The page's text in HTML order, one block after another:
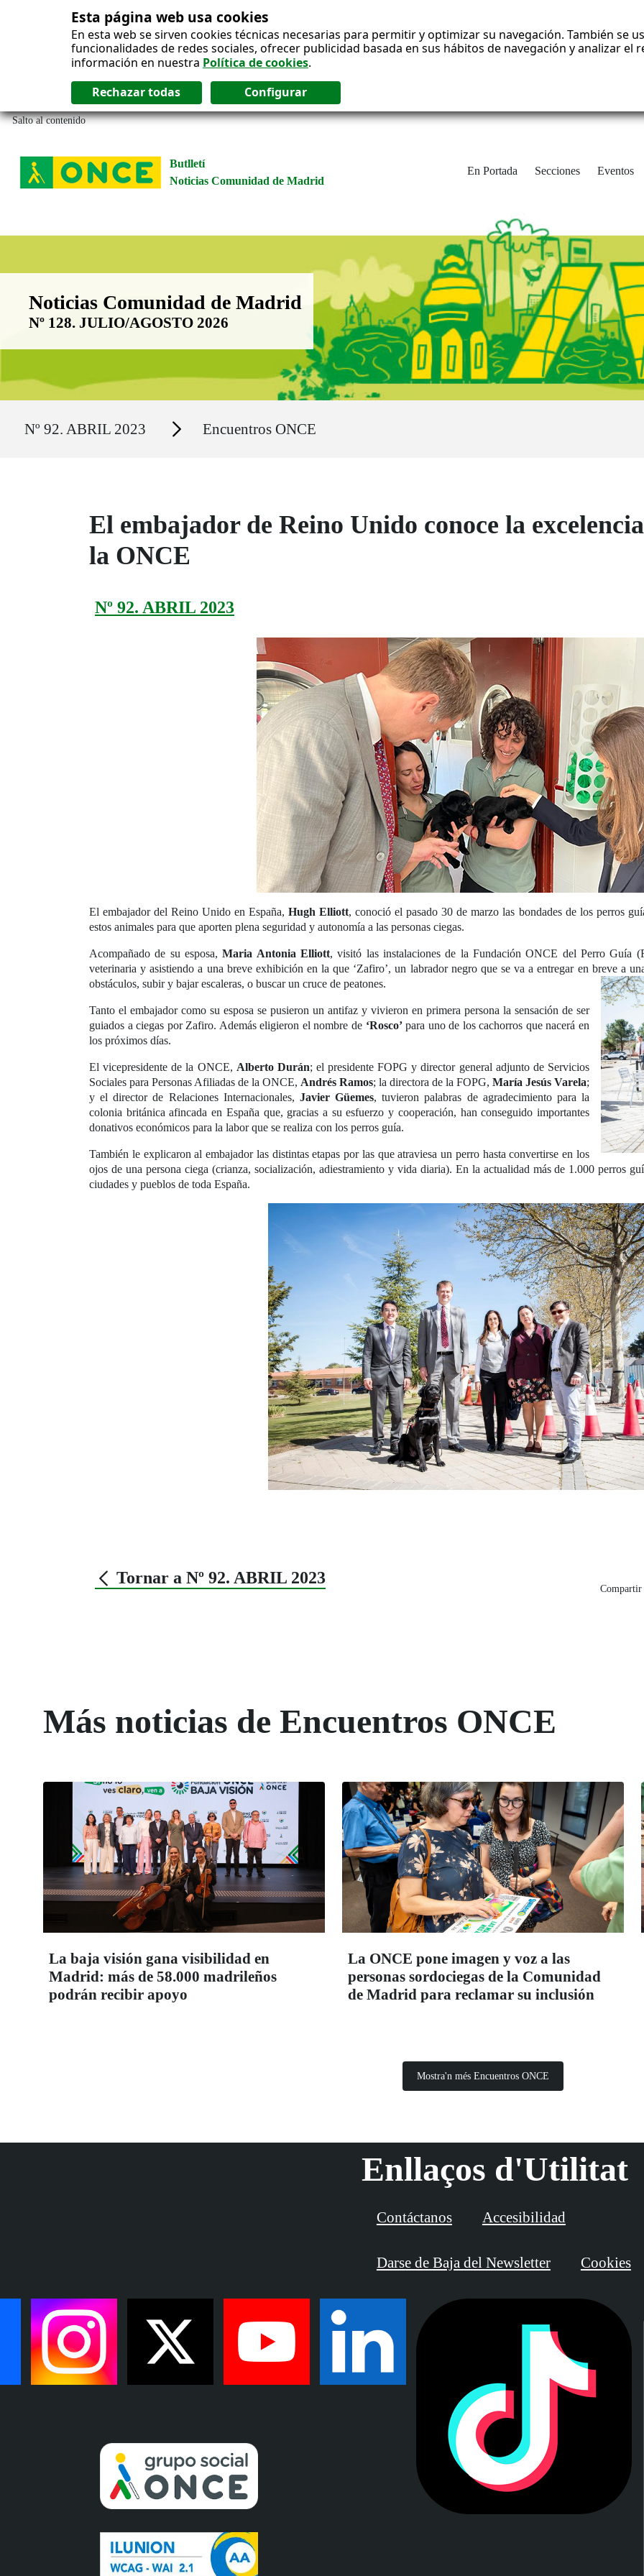
Esta página web usa cookies
En esta web se sirven cookies técnicas necesarias para permitir y optimizar su navegación. También se
funcionalidades de redes sociales, ofrecer publicidad basada en sus hábitos de navegación y analizar
información en nuestra Política de cookies.
Salto al contenido
Butlletí
Noticias Comunidad de Madrid
En Portada Secciones Eventos
Boletín Noticias Comunidad de Madrid
Noticias Comunidad de Madrid
Nº 128. JULIO/AGOSTO 2026
Nº 92. ABRIL 2023 Secciones Encuentros ONCE
El embajador de Reino Unido conoce la
la ONCE
Nº 92. ABRIL 2023
El embajador del Reino Unido en España,Hugh Elliott, conoció el pasado 30 de marzo las bondades de los perros
estos animales para que aporten plena seguridad y autonomía a las personas ciegas.
Acompañado de su esposa,Maria Antonia Elliott, visitó las instalaciones de la Fundación ONCE del Perro Guía
veterinaria y asistiendo a una breve exhibición en la que ‘Zafiro’, un labrador negro que se va a entregar en breve a
obstáculos, subir y bajar escaleras, o buscar un cruce de peatones.
Tanto el embajador como su esposa se pusieron un antifaz y vivieron en primera persona la sensación de ser
guiados a ciegas por Zafiro. Además eligieron el nombre de ‘Rosco’para uno de los cachorros que nacerá en
los próximos días.
El vicepresidente de la ONCE, Alberto Durán; el presidente FOPG y director general adjunto de Servicios
Sociales para Personas Afiliadas de la ONCE, Andrés Ramos; la directora de la FOPG, María Jesús Varela;
y el director de Relaciones Internacionales, Javier Güemes, tuvieron palabras de agradecimiento para la
colonia británica afincada en España que, gracias a su esfuerzo y cooperación, han conseguido importantes
donativos económicos para la labor que se realiza con los perros guía.
También le explicaron al embajador las distintas etapas por las que atraviesa un perro hasta convertirse en los
ojos de una persona ciega (crianza, socialización, adiestramiento y vida diaria). En la actualidad más de 1.000 perros
ciudades y pueblos de toda España.
Tornar a Nº 92. ABRIL 2023
Compartir
Más noticias de Encuentros ONCE
La baja visión gana visibilidad en
Madrid: más de 58.000 madrileños
podrán recibir apoyo
La ONCE pone imagen y voz a las
personas sordociegas de la Comunidad
de Madrid para reclamar su inclusión
Mostra'n més Encuentros ONCE
Enllaços d'Utilitat
Contáctanos Accesibilidad
Darse de Baja del Newsletter Cookies